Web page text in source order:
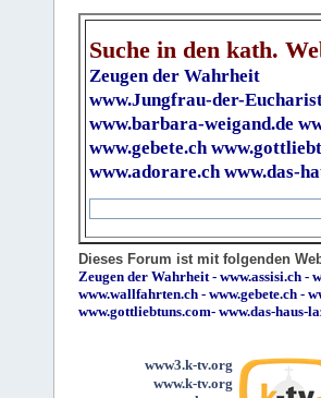
Suche in den kath.
Zeugen der Wahrheit
www.Jungfrau-der-
www.barbara-weigand.de
www.gebete.ch
www.adorare.ch www.das-
Dieses Forum ist mit folgenden
Zeugen der Wahrheit - www.assisi.ch -
www.wallfahrten.ch - www.gebete.ch -
www.gottliebtuns.com- www.das-haus-
www3.k-tv.org
www.k-tv.org